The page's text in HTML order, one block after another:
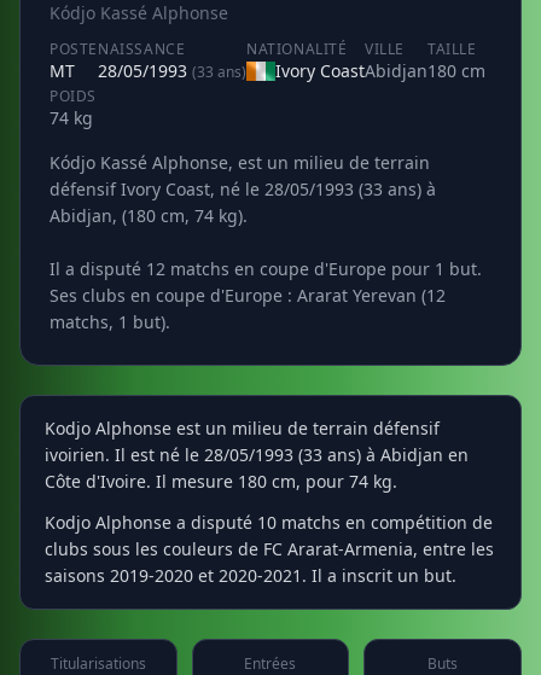
Kódjo Kassé Alphonse
POSTE
MT
NAISSANCE
28/05/1993 (33 ans)
NATIONALITÉ
Ivory Coast
VILLE
Abidjan
TAILLE
180 cm
POIDS
74 kg
Kódjo Kassé Alphonse, est un milieu de terrain
défensif Ivory Coast, né le 28/05/1993 (33 ans) à
Abidjan, (180 cm, 74 kg).
Il a disputé 12 matchs en coupe d'Europe pour 1 but.
Ses clubs en coupe d'Europe : Ararat Yerevan (12
matchs, 1 but).
Kodjo Alphonse est un milieu de terrain défensif
ivoirien. Il est né le 28/05/1993 (33 ans) à Abidjan en
Côte d'Ivoire. Il mesure 180 cm, pour 74 kg.
Kodjo Alphonse a disputé 10 matchs en compétition de
clubs sous les couleurs de FC Ararat-Armenia, entre les
saisons 2019-2020 et 2020-2021. Il a inscrit un but.
Titularisations Entrées Buts